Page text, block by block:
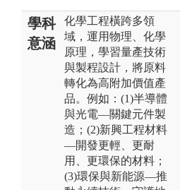
學科
意涵
化學工程橫跨多領
域，運用物理、化學
原理，學習量產技術
與製程設計，將原料
轉化為高附加價值產
品。例如：(1)半導體
與光電—關鍵元件製
造；(2)新興工程材料
—開發更輕、更耐
用、更環保的材料；
(3)環保與新能源—推